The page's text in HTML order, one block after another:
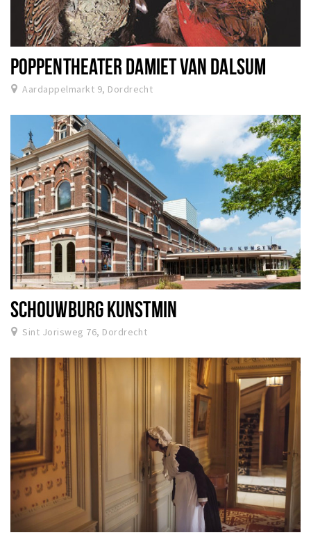
POPPENTHEATER DAMIET VAN DALSUM
Aardappelmarkt 9, Dordrecht
SCHOUWBURG KUNSTMIN
Sint Jorisweg 76, Dordrecht